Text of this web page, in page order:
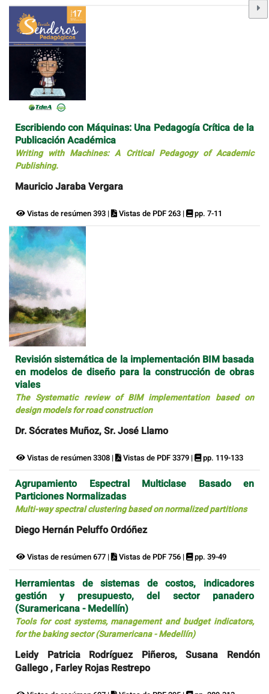
Escribiendo con Máquinas: Una Pedagogía Crítica de la
Publicación Académica
Writing with Machines: A Critical Pedagogy of Academic
Publishing.
Mauricio Jaraba Vergara
Vistas de resúmen 393 | Vistas de PDF 263 | pp. 7-11
Revisión sistemática de la implementación BIM basada
en modelos de diseño para la construcción de obras
viales
The Systematic review of BIM implementation based on
design models for road construction
Dr. Sócrates Muñoz, Sr. José Llamo
Vistas de resúmen 3308 | Vistas de PDF 3379 | pp. 119-133
Agrupamiento Espectral Multiclase Basado en
Particiones Normalizadas
Multi-way spectral clustering based on normalized partitions
Diego Hernán Peluffo Ordóñez
Vistas de resúmen 677 | Vistas de PDF 756 | pp. 39-49
Herramientas de sistemas de costos, indicadores
gestión y presupuesto, del sector panadero
(Suramericana - Medellín)
Tools for cost systems, management and budget indicators,
for the baking sector (Suramericana - Medellín)
Leidy Patricia Rodríguez Piñeros, Susana Rendón
Gallego , Farley Rojas Restrepo